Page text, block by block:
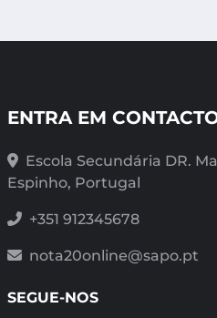
ENTRA EM
Escola Secundária DR.
Espinho, Portugal
+351 912345678
nota20online@sapo.pt
SEGUE-NOS